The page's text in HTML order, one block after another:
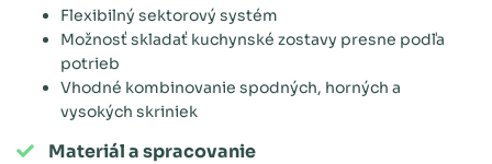
Flexibilný sektorový systém
Možnosť skladať kuchynské zostavy presne podľa
potrieb
Vhodné kombinovanie spodných, horných a
vysokých skriniek
Materiál a spracovanie